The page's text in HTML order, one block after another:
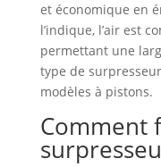
et économique en
l’indique, l’air est
permettant une
type de
modèles à pistons.
Comment